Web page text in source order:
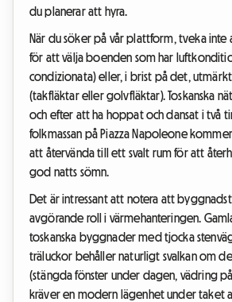
du planerar att hyra.
När du söker på vår plattform, tveka inte
för att välja boenden som har
condizionata) eller, i brist på det,
(takfläktar eller golvfläktar). Toskanska
och efter att ha hoppat och dansat i två
folkmassan på Piazza Napoleone
att återvända till ett svalt rum för att
god natts sömn.
Det är intressant att notera att
avgörande roll i värmehanteringen.
toskanska byggnader med tjocka
träluckor behåller naturligt svalkan om
(stängda fönster under dagen, vädring
kräver en modern lägenhet under taket